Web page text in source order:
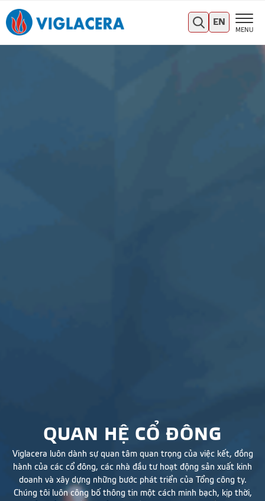
MENU
EN
QUAN HỆ CỔ ĐÔNG
Viglacera luôn dành sự quan tâm quan trọng của việc kết, đồng
hành của các cổ đông, các nhà đầu tư hoạt động sản xuất kinh
doanh và xây dựng những bước phát triển của Tổng công ty.
Chúng tôi luôn công bố thông tin một cách minh bạch, kịp thời,